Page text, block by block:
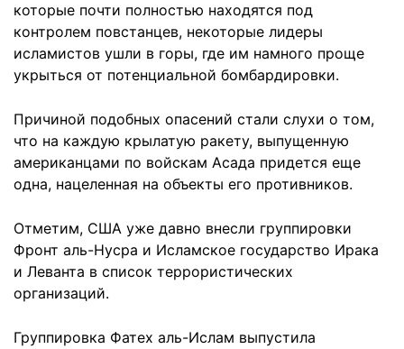
которые почти полностью находятся под
контролем повстанцев, некоторые лидеры
исламистов ушли в горы, где им намного проще
укрыться от потенциальной бомбардировки.
Причиной подобных опасений стали слухи о том,
что на каждую крылатую ракету, выпущенную
американцами по войскам Асада придется еще
одна, нацеленная на объекты его противников.
Отметим, США уже давно внесли группировки
Фронт аль-Нусра и Исламское государство Ирака
и Леванта в список террористических
организаций.
Группировка Фатех аль-Ислам выпустила